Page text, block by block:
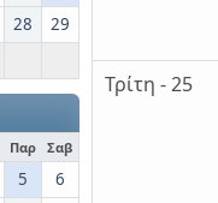
28
29
Παρ Σαβ
5
6
Τρίτη - 25